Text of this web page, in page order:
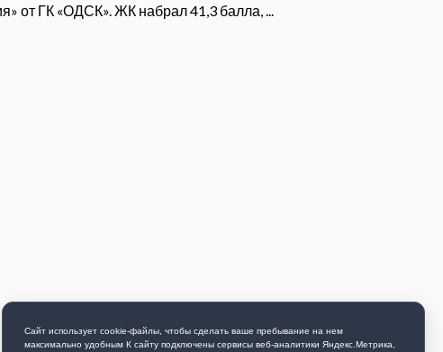
от ГК «ОДСК». ЖК набрал 41,3 балла, ...
Сайт использует cookie-файлы, чтобы сделать ваше пребывание на нем
максимально удобным К cайту подключены сервисы веб-аналитики Яндекс.Метрика,